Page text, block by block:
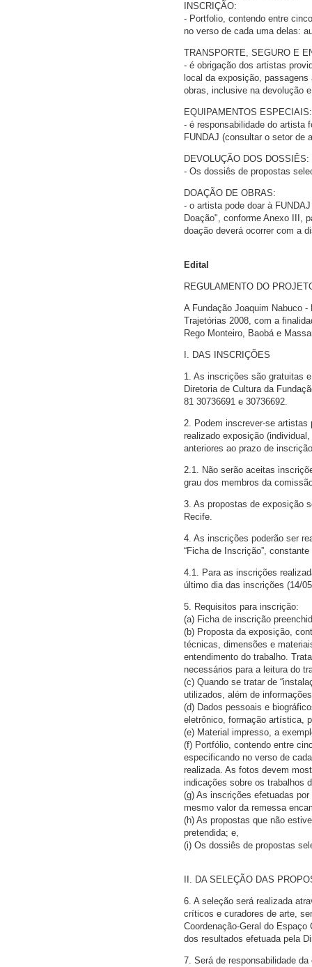
INSCRIÇÃO:
- Portfolio, contendo entre
no verso de cada uma delas:
TRANSPORTE, SEGURO E
- é obrigação dos artistas
local da exposição,
obras, inclusive na devolução
EQUIPAMENTOS ESPECIAIS:
- é responsabilidade do artista
FUNDAJ (consultar o setor de
DEVOLUÇÃO DOS DOSSIÊS:
- Os dossiês de propostas
DOAÇÃO DE OBRAS:
- o artista pode doar à
Doação", conforme Anexo III,
doação deverá ocorrer com a
Edital
REGULAMENTO DO
A Fundação Joaquim Nabuco
Trajetórias 2008, com a
Rego Monteiro, Baobá e
I. DAS INSCRIÇÕES
1. As inscrições são gratuitas
Diretoria de Cultura da
81 30736691 e 30736692.
2. Podem inscrever-se artistas
realizado exposição
anteriores ao prazo de
2.1. Não serão aceitas
grau dos membros da
3. As propostas de exposição
Recife.
4. As inscrições poderão ser
“Ficha de Inscrição”,
4.1. Para as inscrições
último dia das inscrições (14/
5. Requisitos para inscrição:
(a) Ficha de inscrição
(b) Proposta da exposição,
técnicas, dimensões e
entendimento do trabalho.
necessários para a leitura do
(c) Quando se tratar de
utilizados, além de
(d) Dados pessoais e
eletrônico, formação artística,
(e) Material impresso, a
(f) Portfólio, contendo entre
especificando no verso de
realizada. As fotos devem
indicações sobre os trabalhos
(g) As inscrições efetuadas
mesmo valor da remessa
(h) As propostas que não
pretendida; e,
(i) Os dossiês de propostas
II. DA SELEÇÃO DAS
6. A seleção será realizada
críticos e curadores de arte,
Coordenação-Geral do
dos resultados efetuada pela
7. Será de responsabilidade